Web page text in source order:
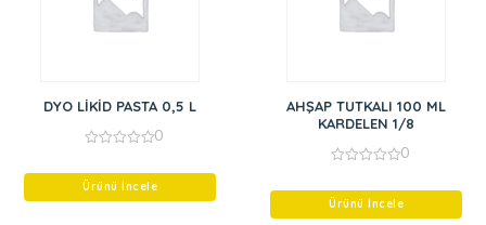
DYO LİKİD PASTA 0,5 L
of
0
Ürünü İncele
AHŞAP TUTKALI 100 ML
KARDELEN 1/8
of
0
Ürünü İncele